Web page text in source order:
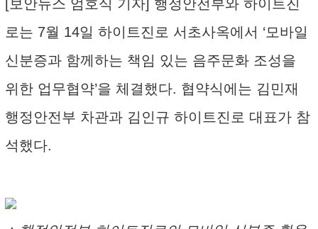
[보안뉴스 엄호식 기자] 행정안전부와 하이트진
로는 7월 14일 하이트진로 서초사옥에서 ‘모바일
신분증과 함께하는 책임 있는 음주문화 조성을
위한 업무협약’을 체결했다. 협약식에는 김민재
행정안전부 차관과 김인규 하이트진로 대표가 참
석했다.